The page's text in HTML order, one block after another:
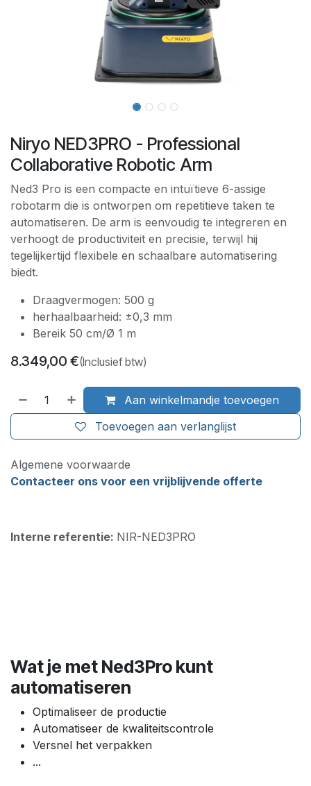
Niryo NED3PRO - Professional
Collaborative Robotic Arm
Ned3 Pro is een compacte en intuïtieve 6-assige
robotarm die is ontworpen om repetitieve taken te
automatiseren. De arm is eenvoudig te integreren en
verhoogt de productiviteit en precisie, terwijl hij
tegelijkertijd flexibele en schaalbare automatisering
biedt.
Draagvermogen: 500 g
herhaalbaarheid: ±0,3 mm
Bereik 50 cm/Ø 1 m
8.349,00 €(Inclusief btw)
Aan winkelmandje toevoegen
Toevoegen aan verlanglijst
Algemene voorwaarde
Contacteer ons voor een vrijblijvende offerte
Interne referentie: NIR-NED3PRO
Wat je met Ned3Pro kunt
automatiseren
Optimaliseer de productie
Automatiseer de kwaliteitscontrole
Versnel het verpakken
...